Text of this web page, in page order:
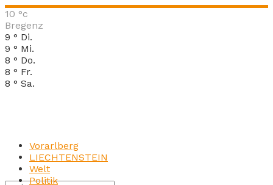
10 °c
Bregenz
9 ° Di.
9 ° Mi.
8 ° Do.
8 ° Fr.
8 ° Sa.
Vorarlberg
LIECHTENSTEIN
Welt
Politik